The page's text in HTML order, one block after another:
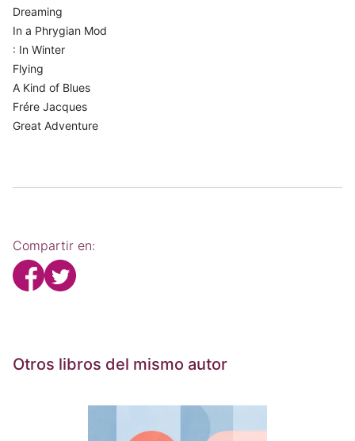
Dreaming
In a Phrygian Mod
: In Winter
Flying
A Kind of Blues
Frére Jacques
Great Adventure
Compartir en:
Otros libros del mismo autor